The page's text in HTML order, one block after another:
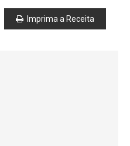
Imprima a Receita